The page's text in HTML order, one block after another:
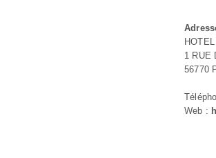
1 RUE
56770
Web :